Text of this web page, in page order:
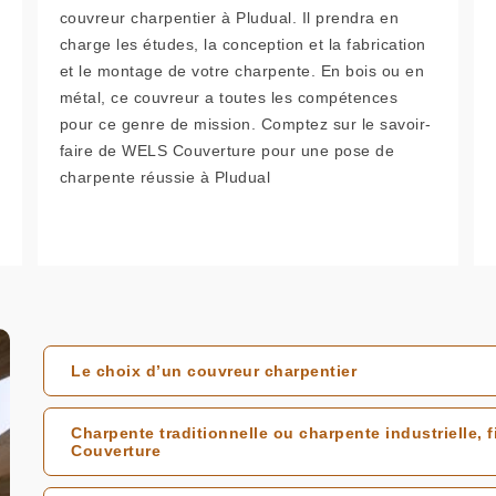
couvreur charpentier à Pludual. Il prendra en
charge les études, la conception et la fabrication
et le montage de votre charpente. En bois ou en
métal, ce couvreur a toutes les compétences
pour ce genre de mission. Comptez sur le savoir-
faire de WELS Couverture pour une pose de
charpente réussie à Pludual
Le choix d’un couvreur charpentier
Charpente traditionnelle ou charpente industrielle,
Couverture